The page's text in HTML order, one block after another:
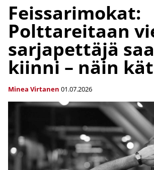
Feissarimokat:
Polttareitaan
sarjapettäjä
kiinni – näin
Minea Virtanen 01.07.2026